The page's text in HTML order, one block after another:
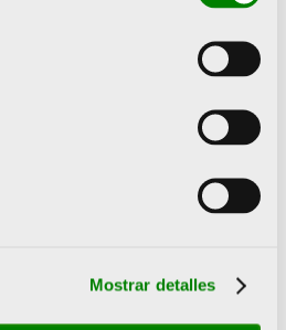
Mostrar detalles
a nuestra